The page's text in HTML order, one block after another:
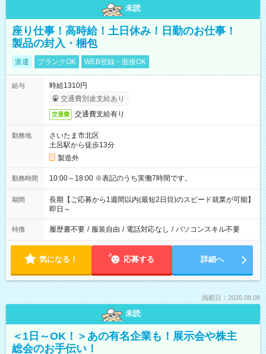
未読
座り仕事！高時給！土日休み！日勤のお仕事！
製品の封入・梱包
派遣 ブランクOK WEB登録・面接OK
給与
時給1310円
交通費別途支給あり
交通費 交通費支給有り
勤務地
さいたま市北区
土呂駅から徒歩13分
製造外
勤務時間 10:00～18:00 ※表記のうち実働7時間です。
期間
長期【ご応募から1週間以内(最短2日目)のスピード就業が可能】
即日～
特徴 履歴書不要 / 服装自由 / 電話対応なし / パソコンスキル不要
気になる！ 応募する 詳細へ
掲載日：2026.08.08
未読
＜1日～OK！＞あの有名企業も！展示会や株主
総会のお手伝い！